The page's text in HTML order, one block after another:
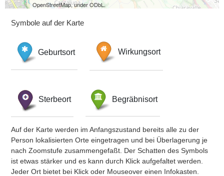
OpenStreetMap, under ODbL.
Symbole auf der Karte
Geburtsort Wirkungsort
Sterbeort Begräbnisort
Auf der Karte werden im Anfangszustand bereits alle zu der
Person lokalisierten Orte eingetragen und bei Überlagerung je
nach Zoomstufe zusammengefaßt. Der Schatten des Symbols
ist etwas stärker und es kann durch Klick aufgefaltet werden.
Jeder Ort bietet bei Klick oder Mouseover einen Infokasten.